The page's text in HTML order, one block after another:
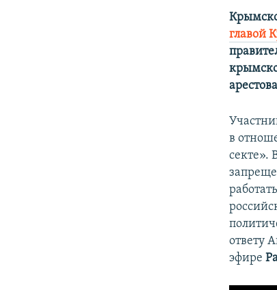
главой
в
секте».
ответу
эфире